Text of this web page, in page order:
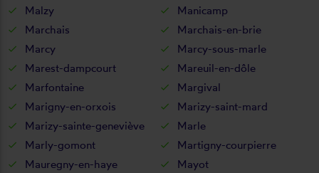
Malzy
Manicamp
Marchais
Marchais-en-brie
Marcy
Marcy-sous-marle
Marest-dampcourt
Mareuil-en-dôle
Marfontaine
Margival
Marigny-en-orxois
Marizy-saint-mard
Marizy-sainte-geneviève
Marle
Marly-gomont
Martigny-courpierre
Mauregny-en-haye
Mayot